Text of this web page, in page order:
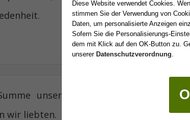
Wilhelm
unseres
sind die
wir liebten.
Diese Website verwendet Cookies.
stimmen Sie der Verwendung von
Daten, um personalisierte Anzeigen
Sofern Sie die Personalisierungs-
dem mit Klick auf den OK-Button zu.
unserer Datenschutzverordnung.